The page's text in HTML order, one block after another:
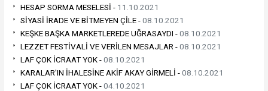
HESAP SORMA MESELESİ - 11.10.2021
SİYASİ İRADE VE BİTMEYEN ÇİLE -08.10.2021
KEŞKE BAŞKA MARKETLEREDE UĞRASAYDI -08.10.2021
LEZZET FESTİVALİ VE VERİLEN MESAJLAR -08.10.2021
LAF ÇOK İCRAAT YOK -08.10.2021
KARALAR'IN İHALESİNE AKİF AKAY GİRMELİ -08.10.2021
LAF ÇOK İCRAAT YOK -04.10.2021